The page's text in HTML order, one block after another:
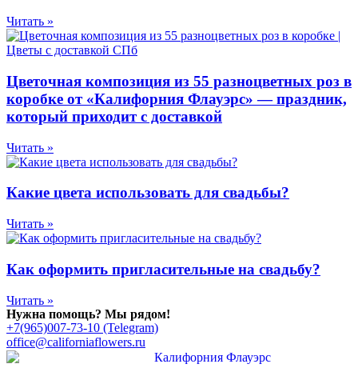
Читать »
Цветочная композиция из 55 разноцветных роз в
коробке от «Калифорния Флауэрс» — праздник,
который приходит с доставкой
Читать »
Какие цвета использовать для свадьбы?
Читать »
Как оформить пригласительные на свадьбу?
Читать »
Нужна помощь? Мы рядом!
+7(965)007-73-10 (Telegram)
office@californiaflowers.ru